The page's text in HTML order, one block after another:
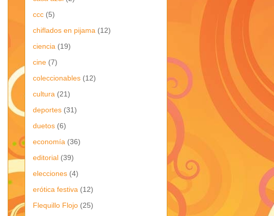
ccc (5)
chiflados en pijama (12)
ciencia (19)
cine (7)
coleccionables (12)
cultura (21)
deportes (31)
duetos (6)
economía (36)
editorial (39)
elecciones (4)
erótica festiva (12)
Flequillo Flojo (25)